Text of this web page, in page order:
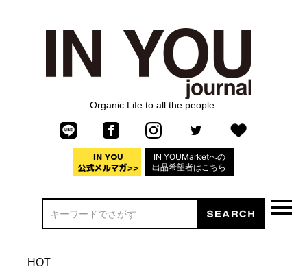
Organic Life to all the people.
IN YOUMarketへの
出品希望者はこちら
HOT